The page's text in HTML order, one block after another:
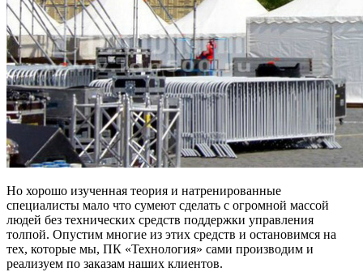
Но хорошо изученная теория и натренированные
специалисты мало что сумеют сделать с огромной массой
людей без технических средств поддержки управления
толпой. Опустим многие из этих средств и остановимся на
тех, которые мы, ПК «Технология» сами производим и
реализуем по заказам наших клиентов.